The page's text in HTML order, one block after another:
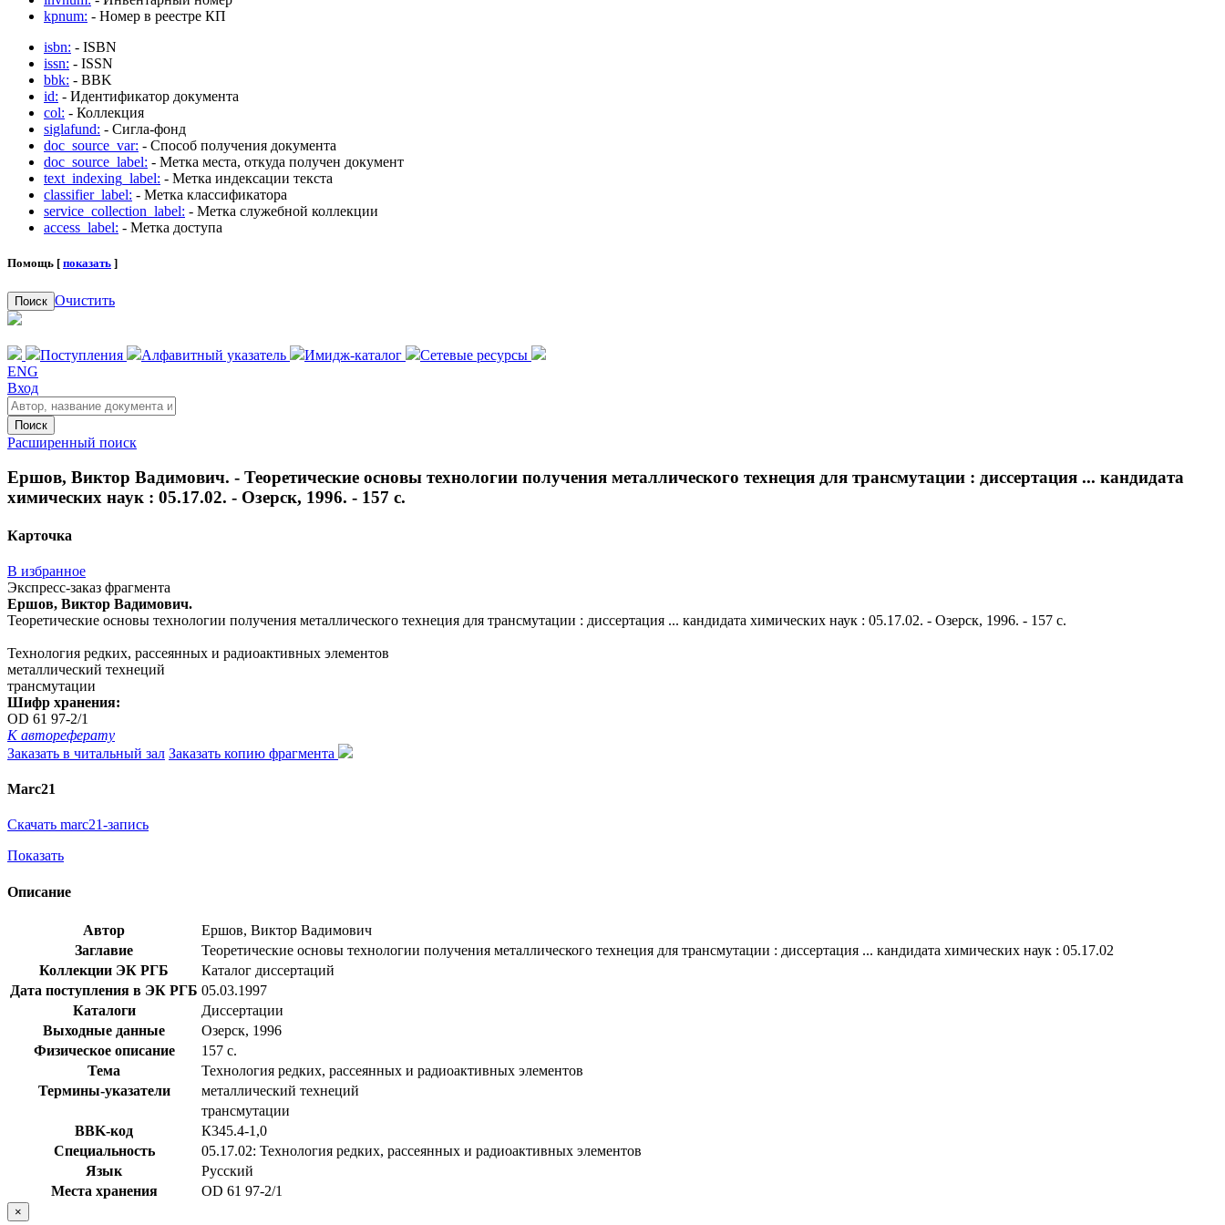
kpnum: - Номер в реестре КП
isbn: - ISBN
issn: - ISSN
bbk: - BBK
id: - Идентификатор документа
col: - Коллекция
siglafund: - Сигла-фонд
doc_source_var: - Способ получения документа
doc_source_label: - Метка места, откуда получен документ
text_indexing_label: - Метка индексации текста
classifier_label: - Метка классификатора
service_collection_label: - Метка служебной коллекции
access_label: - Метка доступа
Помощь [ показать ]
Поиск Очистить
Поступления Алфавитный указатель Имидж-каталог
Сетевые ресурсы
ENG
Вход
Поиск
Расширенный поиск
Ершов, Виктор Вадимович. - Теоретические основы технологии получения металлического технеция для трансмутации : диссертация ... кандидата
химических наук : 05.17.02. - Озерск, 1996. - 157 с.
Карточка
В избранное
Экспресс-заказ фрагмента
Ершов, Виктор Вадимович.
Теоретические основы технологии получения металлического технеция для трансмутации : диссертация ... кандидата химических наук : 05.17.02. - Озерск, 1996. - 157 с.
Технология редких, рассеянных и радиоактивных элементов
металлический технеций
трансмутации
Шифр хранения:
OD 61 97-2/1
К автореферату
Заказать в читальный зал Заказать копию фрагмента
Marc21
Скачать marc21-запись
Показать
Описание
Автор
Ершов, Виктор Вадимович
Заглавие
Теоретические основы технологии получения металлического технеция для трансмутации : диссертация ... кандидата химических наук : 05.17.02
Коллекции ЭК РГБ
Каталог диссертаций
Дата поступления в ЭК РГБ 05.03.1997
Каталоги
Диссертации
Выходные данные
Озерск, 1996
Физическое описание
157 с.
Тема
Технология редких, рассеянных и радиоактивных элементов
Термины-указатели
металлический технеций
трансмутации
BBK-код
К345.4-1,0
Специальность
05.17.02: Технология редких, рассеянных и радиоактивных элементов
Язык
Русский
Места хранения
OD 61 97-2/1
×